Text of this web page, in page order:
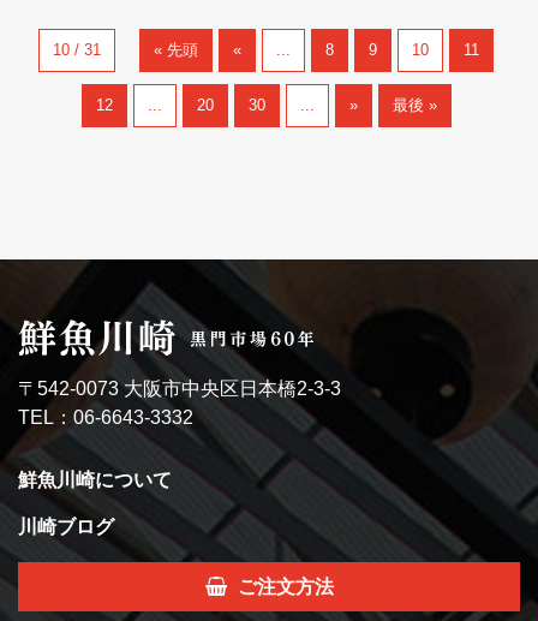
10 / 31 « 先頭 « ... 8 9 10 11
12 ... 20 30 ... » 最後 »
〒542-0073 大阪市中央区日本橋2-3-3
TEL：06-6643-3332
鮮魚川崎について
川崎ブログ
ご注文方法